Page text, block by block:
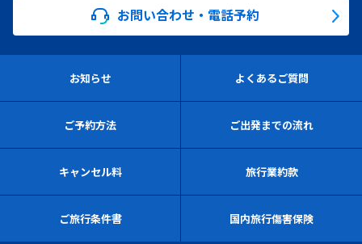
お問い合わせ・電話予約
お知らせ よくあるご質問
ご予約方法 ご出発までの流れ
キャンセル料 旅行業約款
ご旅行条件書 国内旅行傷害保険